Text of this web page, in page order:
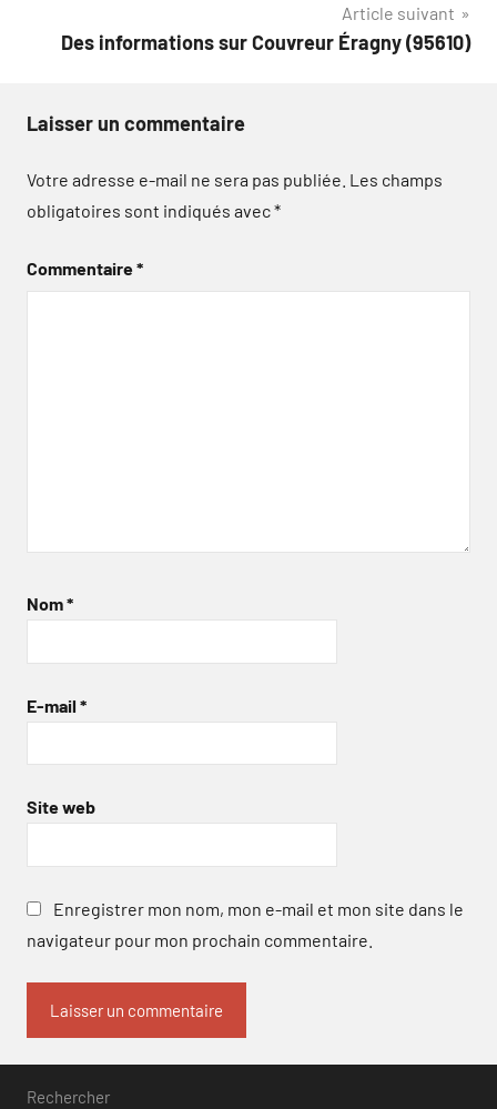
Article suivant
Des informations sur Couvreur Éragny (95610)
Laisser un commentaire
Votre adresse e-mail ne sera pas publiée. Les champs
obligatoires sont indiqués avec*
Commentaire*
Nom*
E-mail *
Site web
Enregistrer mon nom, mon e-mail et mon site dans le
navigateur pour mon prochain commentaire.
Rechercher